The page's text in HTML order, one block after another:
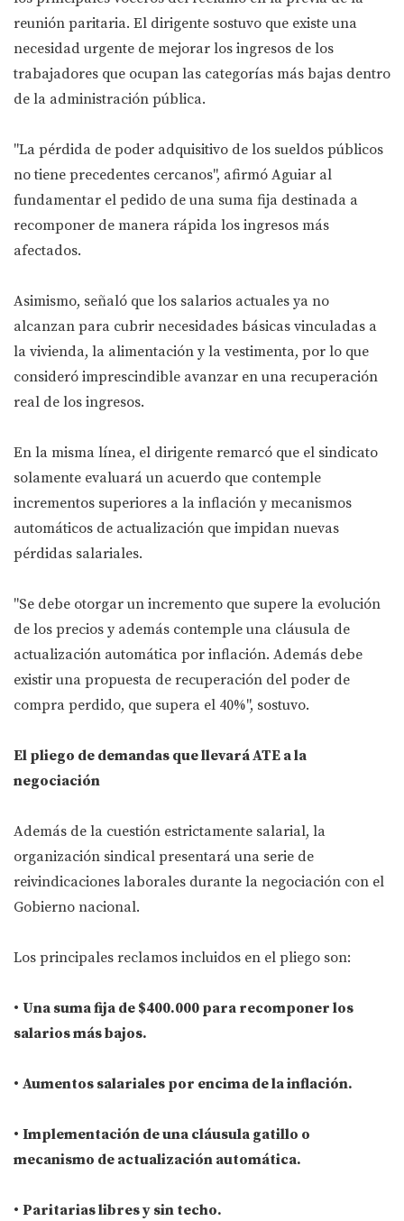
reunión paritaria. El dirigente sostuvo que existe una
necesidad urgente de mejorar los ingresos de los
trabajadores que ocupan las categorías más bajas dentro
de la administración pública.
"La pérdida de poder adquisitivo de los sueldos públicos
no tiene precedentes cercanos", afirmó Aguiar al
fundamentar el pedido de una suma fija destinada a
recomponer de manera rápida los ingresos más
afectados.
Asimismo, señaló que los salarios actuales ya no
alcanzan para cubrir necesidades básicas vinculadas a
la vivienda, la alimentación y la vestimenta, por lo que
consideró imprescindible avanzar en una recuperación
real de los ingresos.
En la misma línea, el dirigente remarcó que el sindicato
solamente evaluará un acuerdo que contemple
incrementos superiores a la inflación y mecanismos
automáticos de actualización que impidan nuevas
pérdidas salariales.
"Se debe otorgar un incremento que supere la evolución
de los precios y además contemple una cláusula de
actualización automática por inflación. Además debe
existir una propuesta de recuperación del poder de
compra perdido, que supera el 40%", sostuvo.
El pliego de demandas que llevará ATE a la
negociación
Además de la cuestión estrictamente salarial, la
organización sindical presentará una serie de
reivindicaciones laborales durante la negociación con el
Gobierno nacional.
Los principales reclamos incluidos en el pliego son:
• Una suma fija de $400.000 para recomponer los
salarios más bajos.
• Aumentos salariales por encima de la inflación.
• Implementación de una cláusula gatillo o
mecanismo de actualización automática.
• Paritarias libres y sin techo.